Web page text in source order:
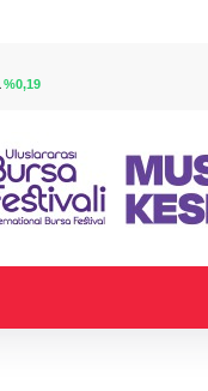
%0,19